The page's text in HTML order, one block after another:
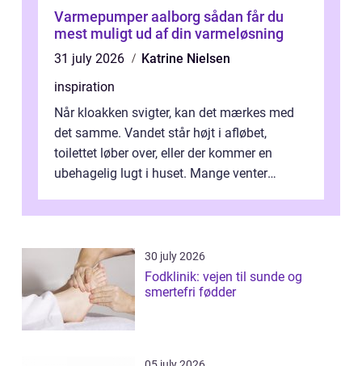
Varmepumper aalborg sådan får du
mest muligt ud af din varmeløsning
31 july 2026
Katrine Nielsen
inspiration
Når kloakken svigter, kan det mærkes med
det samme. Vandet står højt i afløbet,
toilettet løber over, eller der kommer en
ubehagelig lugt i huset. Mange venter
30 july 2026
Fodklinik: vejen til sunde og
smertefri fødder